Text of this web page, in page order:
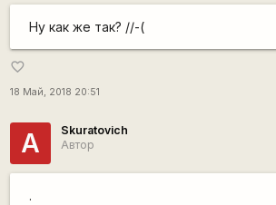
Ну как же так? //-(
favorite_border
18 Май, 2018 20:51
А
Skuratovich
Автор
.